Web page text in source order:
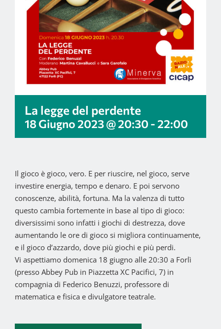
La legge del perdente
18 Giugno 2023 @ 20:30 - 22:00
Il gioco è gioco, vero. E per riuscire, nel gioco, serve
investire energia, tempo e denaro. E poi servono
conoscenze, abilità, fortuna. Ma la valenza di tutto
questo cambia fortemente in base al tipo di gioco:
diversissimi sono infatti i giochi di destrezza, dove
aumentando le ore di gioco si migliora continuamente,
e il gioco d’azzardo, dove più giochi e più perdi.
Vi aspettiamo domenica 18 giugno alle 20:30 a Forlì
(presso Abbey Pub in Piazzetta XC Pacifici, 7) in
compagnia di Federico Benuzzi, professore di
matematica e fisica e divulgatore teatrale.